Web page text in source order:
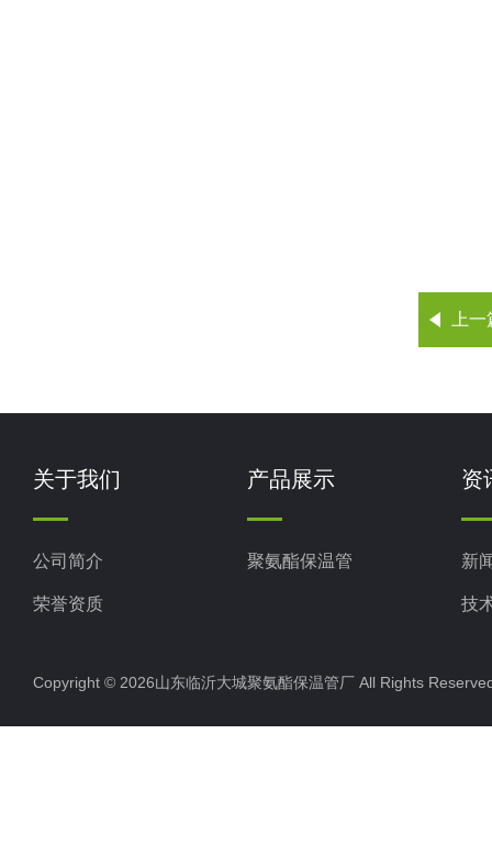
上
关于我们
公司简介
荣誉资质
产品展示
聚氨酯保温管
资
新
技
Copyright © 2026山东临沂大城聚氨酯保温管厂 All Rights